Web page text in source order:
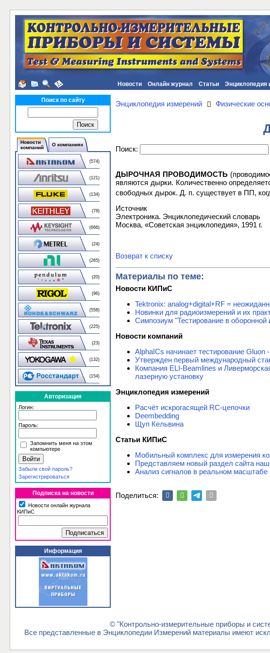
Новости Онлайн журнал Статьи Энциклопедия
Поиск по сайту
Новости
компаний
О компаниях
(574)
(121)
(134)
(78)
(666)
(24)
(265)
(20)
(96)
(558)
(225)
(23)
(132)
(154)
Авторизация
Логин:
Пароль:
Запомнить меня на этом
компьютере
Забыли свой пароль?
Зарегистрироваться
Подписка на новости
Новости онлайн журнала
КИПиС
Информация
Энциклопедия измерений Физические
Поиск:
ДЫРОЧНАЯ ПРОВОДИМОСТЬ
являются дырки. Количественно
свободных дырок. Д. п. существует в ПП,
Источник
Электроника. Энциклопедический словарь
Москва, «Советская энциклопедия», 1991 г.
Возврат к списку
Материалы по теме:
Новости КИПиС
Tektronix: analog+digital+RF =
Новинки для радиоизмерений и их
Симпозиум "Тестирование в
Новости компаний
AlphaICs начинает тестирование Gluon
Утвержден первый международный
Компания ELI-Beamlines и
лазерную установку
Энциклопедия измерений
Расчёт искрогасящей RC-цепочки
Deembedding
Щуп Кельвина
Статьи КИПиС
Мобильный комплекс для измерения
Представляем новый раздел сайта
Анализ сигналов в реальном масштабе
Поделиться:
© "Контрольно-измерительные приборы и
Все представленные в Энциклопедии Измерений материалы имеют